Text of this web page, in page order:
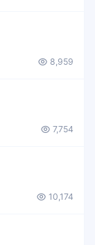
8,959
7,754
10,174